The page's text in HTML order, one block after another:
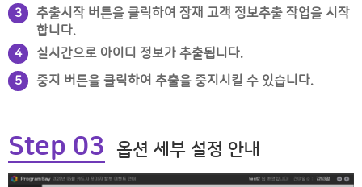
3
추출시작 버튼을 클릭하여 잠재 고객 정보추출 작업을 시작
합니다.
4 실시간으로 아이디 정보가 추출됩니다.
5 중지 버튼을 클릭하여 추출을 중지시킬 수 있습니다.
Step 03 옵션 세부 설정 안내